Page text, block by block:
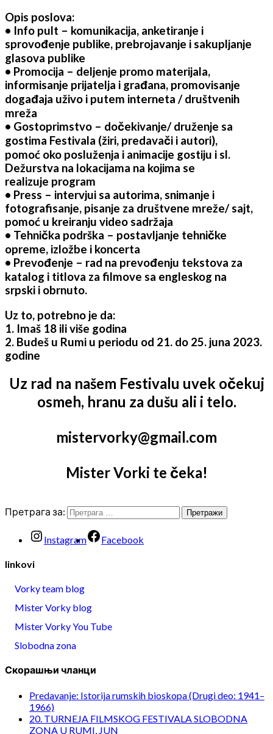
Opis poslova:
• Info pult – komunikacija, anketiranje i
sprovođenje publike, prebrojavanje i sakupljanje
glasova publike
• Promocija – deljenje promo materijala,
informisanje prijatelja i građana, promovisanje
događaja uživo i putem interneta / društvenih
mreža
• Gostoprimstvo – dočekivanje/ druženje sa
gostima Festivala (žiri, predavači i autori),
pomoć oko posluženja i animacije gostiju i sl.
Dežurstva na lokacijama na kojima se
realizuje program
• Press – intervjui sa autorima, snimanje i
fotografisanje, pisanje za društvene mreže/ sajt,
pomoć u kreiranju video sadržaja
• Tehnička podrška – postavljanje tehničke
opreme, izložbe i koncerta
• Prevođenje – rad na prevođenju tekstova za
katalog i titlova za filmove sa engleskog na
srpski i obrnuto.
Uz to, potrebno je da:
1. Imaš 18 ili više godina
2. Budeš u Rumi u periodu od 21. do 25. juna 2023.
godine
Uz rad na našem Festivalu uvek očekuj
osmeh, hranu za dušu ali i telo.
mistervorky@gmail.com
Mister Vorki te čeka!
Претрага за:
Instagram Facebook
linkovi
Vorky team blog
Mister Vorky blog
Mister Vorky You Tube
Slobodna zona
Скорашњи чланци
Predavanje: Istorija rumskih bioskopa (Drugi deo: 1941–
1966)
20. TURNEJA FILMSKOG FESTIVALA SLOBODNA
ZONA U RUMI, JUN